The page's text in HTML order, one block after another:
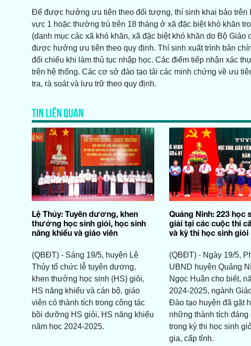
Để được hưởng ưu tiên theo đối tượng, thí sinh khai báo trên
vực 1 hoặc thường trú trên 18 tháng ở xã đặc biệt khó khăn
(danh mục các xã khó khăn, xã đặc biệt khó khăn do Bộ
được hưởng ưu tiên theo quy định. Thí sinh xuất trình bản
đối chiếu khi làm thủ tục nhập học. Các điểm tiếp nhận xác
trên hệ thống. Các cơ sở đào tạo tải các minh chứng về ưu
tra, rà soát và lưu trữ theo quy định.
TIN LIÊN QUAN
Lệ Thủy: Tuyên dương, khen
thưởng học sinh giỏi, học sinh
năng khiếu và giáo viên
(QBĐT) - Sáng 19/5, huyện Lệ
Thủy tổ chức lễ tuyên dương,
khen thưởng học sinh (HS) giỏi,
HS năng khiếu và cán bộ, giáo
viên có thành tích trong công tác
bồi dưỡng HS giỏi, HS năng khiếu
năm học 2024-2025.
Quảng Ninh: 223 học
giải tại các cuộc thi
và kỳ thi học sinh
(QBĐT) - Ngày 19/5,
UBND huyện Quảng
Ngọc Huân cho biết,
2024-2025, ngành
Đào tạo huyện đã gặt
những thành tích đáng
trong kỳ thi học sinh
gia, cấp tỉnh.